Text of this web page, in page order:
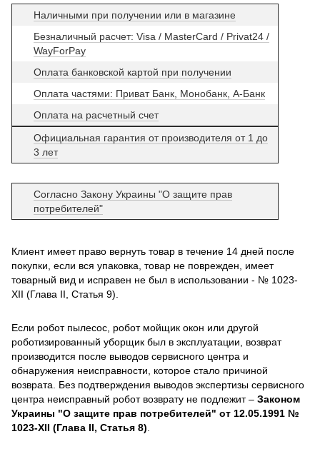
Наличными при получении или в магазине
Безналичный расчет: Visa / MasterCard / Privat24 /
WayForPay
Оплата банковской картой при получении
Оплата частями: Приват Банк, Монобанк, А-Банк
Оплата на расчетный счет
Официальная гарантия от производителя от 1 до
3 лет
Согласно Закону Украины "О защите прав
потребителей"
Клиент имеет право вернуть товар в течение 14 дней после
покупки, если вся упаковка, товар не поврежден, имеет
товарный вид и исправен не был в использовании - № 1023-
XII (Глава II, Статья 9).
Если робот пылесос, робот мойщик окон или другой
роботизированный уборщик был в эксплуатации, возврат
производится после выводов сервисного центра и
обнаружения неисправности, которое стало причиной
возврата. Без подтверждения выводов экспертизы сервисного
центра неисправный робот возврату не подлежит – Законом
Украины "О защите прав потребителей" от 12.05.1991 №
1023-XII (Глава II, Статья 8)